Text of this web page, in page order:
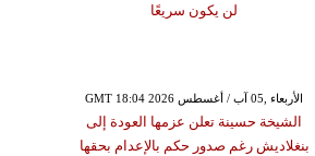
لن يكون سريعًا
GMT 18:04 2026 الأربعاء ,05 آب / أغسطس
الشيخة حسينة تعلن عزمها العودة إلى
بنغلاديش رغم صدور حكم بالإعدام بحقها